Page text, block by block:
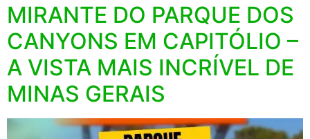
MIRANTE DO PARQUE DOS
CANYONS EM CAPITÓLIO –
A VISTA MAIS INCRÍVEL DE
MINAS GERAIS